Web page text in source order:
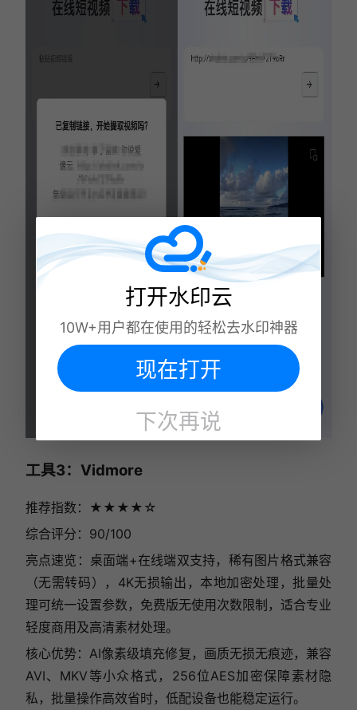
工具3：Vidmore
推荐指数：★★★★☆
综合评分：90/100
亮点速览：桌面端+在线端双支持，稀有图片格式兼容
（无需转码），4K无损输出，本地加密处理，批量处
理可统一设置参数，免费版无使用次数限制，适合专业
轻度商用及高清素材处理。
核心优势：AI像素级填充修复，画质无损无痕迹，兼容
AVI、MKV等小众格式，256位AES加密保障素材隐
私，批量操作高效省时，低配设备也能稳定运行。
打开水印云
10W+用户都在使用的轻松去水印神器
现在打开
下次再说